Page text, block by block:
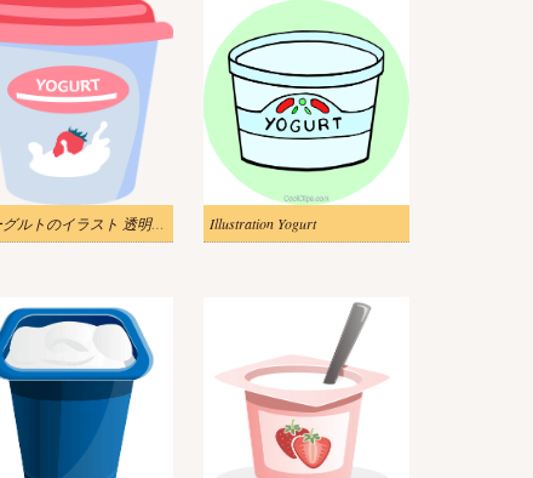
ヨーグルトのイラスト 透明画像 2 Illustration Yogurt